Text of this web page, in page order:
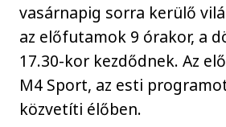
vasárnapig sorra kerülő
az előfutamok 9 órakor, a
17.30-kor kezdődnek. Az
M4 Sport, az esti
közvetíti élőben.